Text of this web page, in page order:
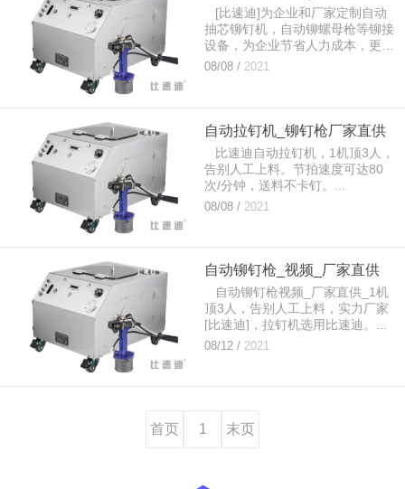
[比速迪]为企业和厂家定制自动
抽芯铆钉机，自动铆螺母枪等铆接
设备，为企业节省人力成本，更多
厂家选择比速迪自动抽芯铆钉
08/08 / 2021
自动拉钉机_铆钉枪厂家直供
比速迪自动拉钉机，1机顶3人，
告别人工上料。节拍速度可达80
次/分钟，送料不卡钉。...
08/08 / 2021
自动铆钉枪_视频_厂家直供
自动铆钉枪视频_厂家直供_1机
顶3人，告别人工上料，实力厂家
[比速迪]，拉钉机选用比速迪。...
08/12 / 2021
首页 1 末页